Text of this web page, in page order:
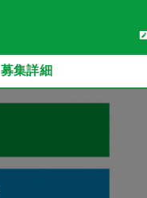
募集詳細